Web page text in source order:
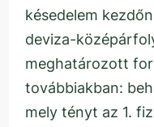
késedelem
deviza-
meghatározott
továbbiakban:
mely tényt az 1.